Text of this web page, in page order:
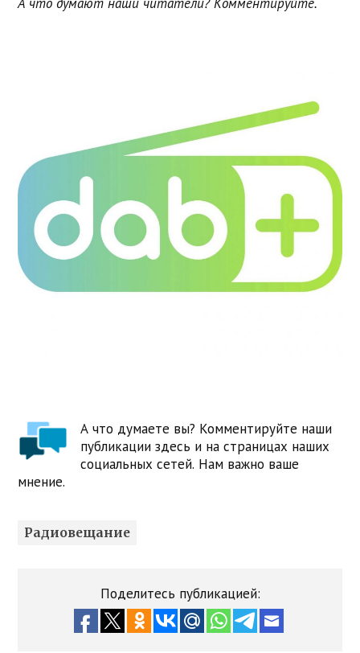
А что думают наши читатели? Комментируйте.
А что думаете вы? Комментируйте наши
публикации здесь и на страницах наших
социальных сетей. Нам важно ваше
мнение.
Радиовещание
Поделитесь публикацией: